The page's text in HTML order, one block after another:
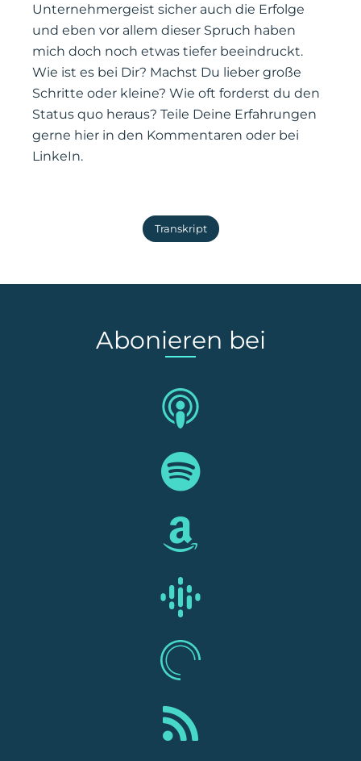
Unternehmergeist sicher auch die Erfolge
und eben vor allem dieser Spruch haben
mich doch noch etwas tiefer beeindruckt.
Wie ist es bei Dir? Machst Du lieber große
Schritte oder kleine? Wie oft forderst du den
Status quo heraus? Teile Deine Erfahrungen
gerne hier in den Kommentaren oder bei
LinkeIn.
Transkript
Abonieren bei